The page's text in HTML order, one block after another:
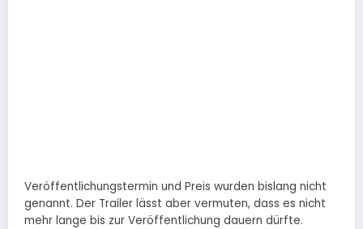
Veröffentlichungstermin und Preis wurden bislang nicht
genannt. Der Trailer lässt aber vermuten, dass es nicht
mehr lange bis zur Veröffentlichung dauern dürfte.